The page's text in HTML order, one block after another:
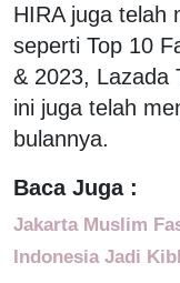
HIRA juga telah
seperti Top 10
& 2023, Lazada
ini juga telah
bulannya.
Baca Juga :
Jakarta Muslim
Indonesia Jadi